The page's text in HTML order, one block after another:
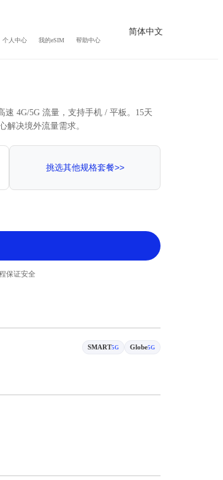
个人中心 我的eSIM 帮助中心
简体中文
4G/5G 流量，支持手机 / 平板。15天
解决境外流量需求。
挑选其他规格套餐>>
保证安全
SMART5G Globe5G